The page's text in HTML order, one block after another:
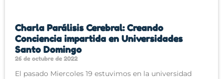
Charla Parálisis Cerebral: Creando
Conciencia impartida en Universidades
Santo Domingo
26 de octubre de 2022
El pasado Miercoles 19 estuvimos en la universidad